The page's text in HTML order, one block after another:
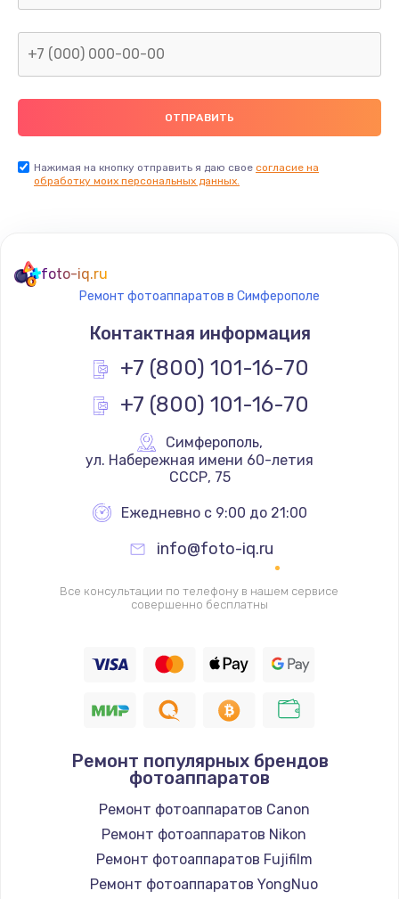
Ремонт капиллярной трубки
400 руб.
Заказать
Замена термостата
1200 руб.
Заказать
Замена реле
Заказать
Замена термопредохранителя
Заказать
Замена ТЭНа
Заказать
Замена шнура
1400 руб.
Заказать
Замена / ремонт электронного модуля
управления
600 руб.
Заказать
Нажимая на кнопку отправить я даю свое согласие на
обработку моих персональных данных.
foto-iq.ru
Ремонт фотоаппаратов в Симферополе
Контактная информация
+7 (800) 101-16-70
+7 (800) 101-16-70
Симферополь,
СССР, 75
Ежедневно с 9:00 до 21:00
info@foto-iq.ru
Все консультации по телефону в нашем сервисе
совершенно бесплатны
Ремонт популярных брендов
фотоаппаратов
Ремонт фотоаппаратов Canon
Ремонт фотоаппаратов Nikon
Ремонт фотоаппаратов Fujifilm
Ремонт фотоаппаратов YongNuo